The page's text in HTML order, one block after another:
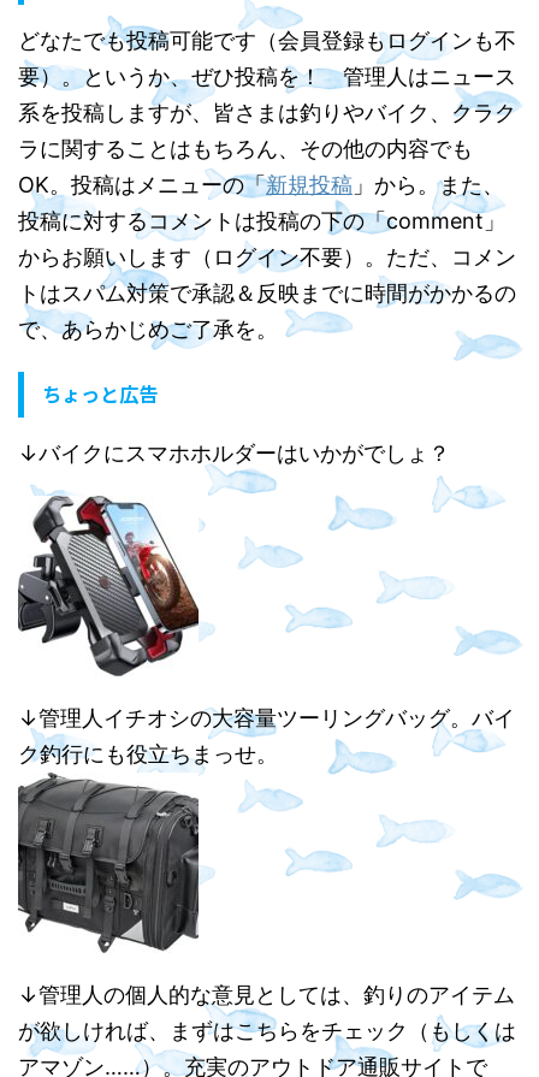
どなたでも投稿可能です（会員登録もログインも不
要）。というか、ぜひ投稿を！ 管理人はニュース
系を投稿しますが、皆さまは釣りやバイク、クラク
ラに関することはもちろん、その他の内容でも
OK。投稿はメニューの「新規投稿 」から。また、
投稿に対するコメントは投稿の下の「comment」
からお願いします（ログイン不要）。ただ、コメン
トはスパム対策で承認＆反映までに時間がかかるの
で、あらかじめご了承を。
ちょっと広告
↓バイクにスマホホルダーはいかがでしょ？
↓管理人イチオシの大容量ツーリングバッグ。バイ
ク釣行にも役立ちまっせ。
↓管理人の個人的な意見としては、釣りのアイテム
が欲しければ、まずはこちらをチェック（もしくは
アマゾン……）。充実のアウトドア通販サイトで